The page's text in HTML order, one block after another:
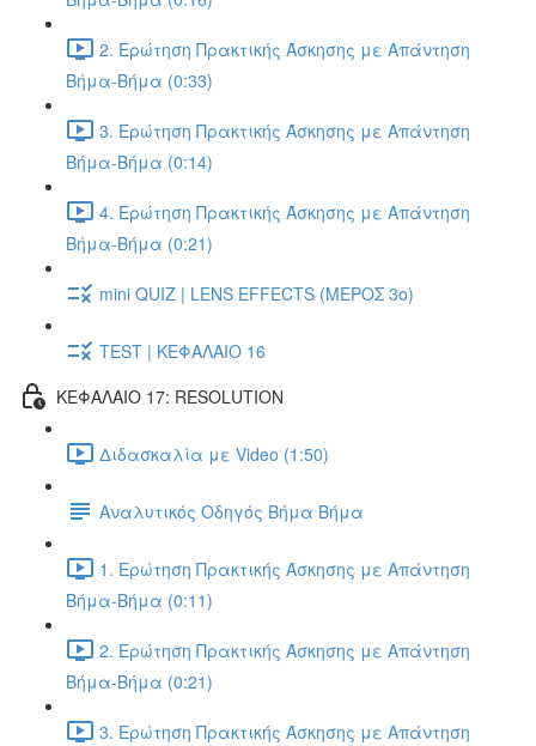
2. Ερώτηση Πρακτικής Άσκησης με Απάντηση
Βήμα-Βήμα (0:33)
3. Ερώτηση Πρακτικής Άσκησης με Απάντηση
Βήμα-Βήμα (0:14)
4. Ερώτηση Πρακτικής Άσκησης με Απάντηση
Βήμα-Βήμα (0:21)
mini QUIZ | LENS EFFECTS (ΜΕΡΟΣ 3o)
TEST | ΚΕΦΑΛΑΙΟ 16
ΚΕΦΑΛΑΙΟ 17: RESOLUTION
Διδασκαλία με Video (1:50)
Αναλυτικός Οδηγός Βήμα Βήμα
1. Ερώτηση Πρακτικής Άσκησης με Απάντηση
Βήμα-Βήμα (0:11)
2. Ερώτηση Πρακτικής Άσκησης με Απάντηση
Βήμα-Βήμα (0:21)
3. Ερώτηση Πρακτικής Άσκησης με Απάντηση